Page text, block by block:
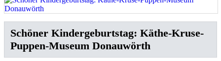
Schöner Kindergeburtstag: Käthe-Kruse-
Puppen-Museum Donauwörth